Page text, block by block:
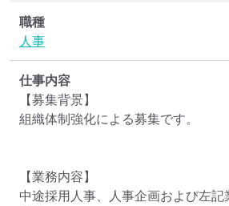
職種
人事
仕事内容
【募集背景】
組織体制強化による募集です。
【業務内容】
中途採⽤⼈事、⼈事企画および左